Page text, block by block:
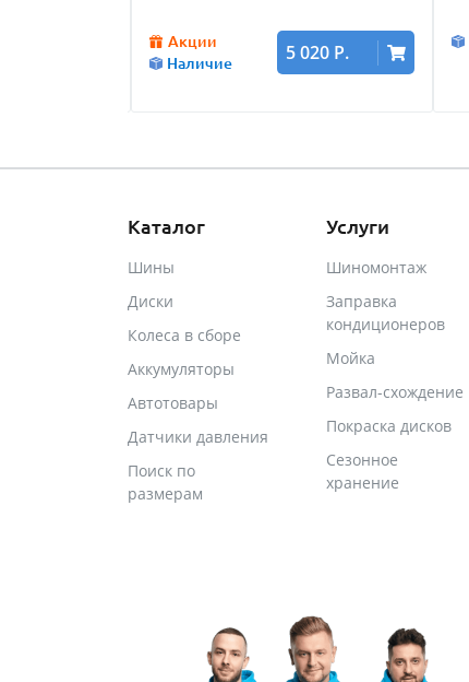
Акции
Наличие
5 020 Р.
Каталог
Шины
Диски
Колеса в сборе
Аккумуляторы
Автотовары
Датчики давления
Поиск по
размерам
Услуги
Шиномонтаж
Заправка
кондиционеров
Мойка
Развал-схождение
Покраска дисков
Сезонное
хранение